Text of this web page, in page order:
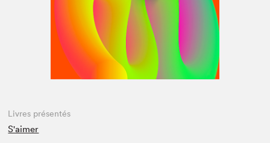
Livres présentés
S'aimer